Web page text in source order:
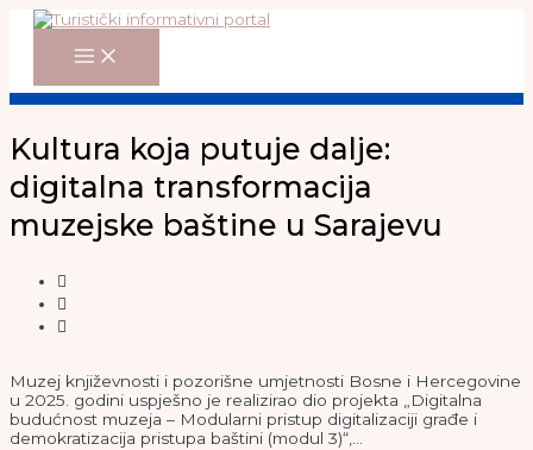
Skip
Menu
Kultura koja putuje dalje:
digitalna transformacija
muzejske baštine u Sarajevu
Muzej književnosti i pozorišne umjetnosti Bosne i Hercegovine
u 2025. godini uspješno je realizirao dio projekta „Digitalna
budućnost muzeja – Modularni pristup digitalizaciji građe i
demokratizacija pristupa baštini (modul 3)“,…